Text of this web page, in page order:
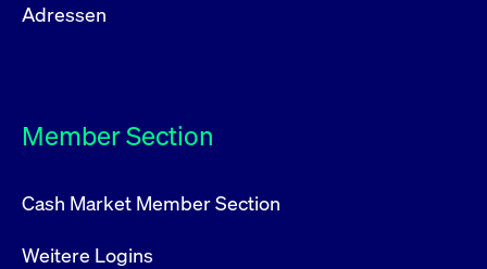
Adressen
Member Section
Cash Market Member Section
Weitere Logins